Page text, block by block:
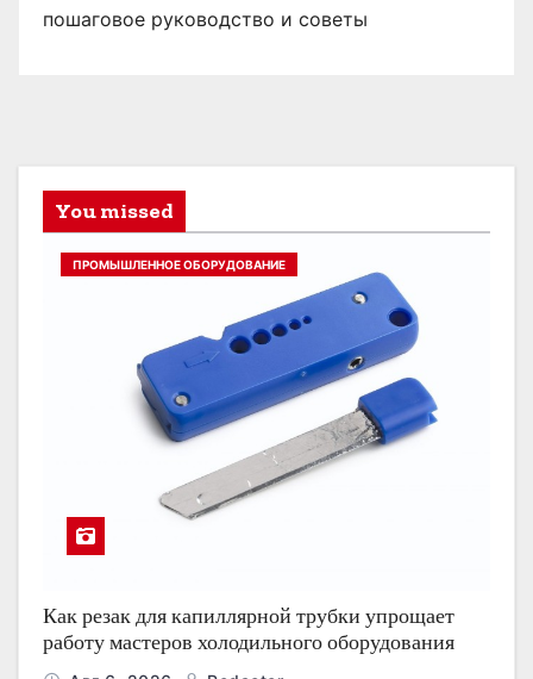
пошаговое руководство и советы
You missed
ПРОМЫШЛЕННОЕ ОБОРУДОВАНИЕ
Как резак для капиллярной трубки упрощает
работу мастеров холодильного оборудования